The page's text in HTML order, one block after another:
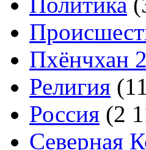
Пхёнчхан
Религия
Россия (2
Северная